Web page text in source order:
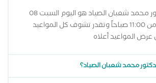
أقرب ميعاد لدكتور محمد شعبان الصياد هو اليوم السبت 08
اغسطس 2026 من 11:00 صباحاً وتقدر تشوف كل المواعيد
المواعيد أعلاه
محمد شعبان الصياد؟